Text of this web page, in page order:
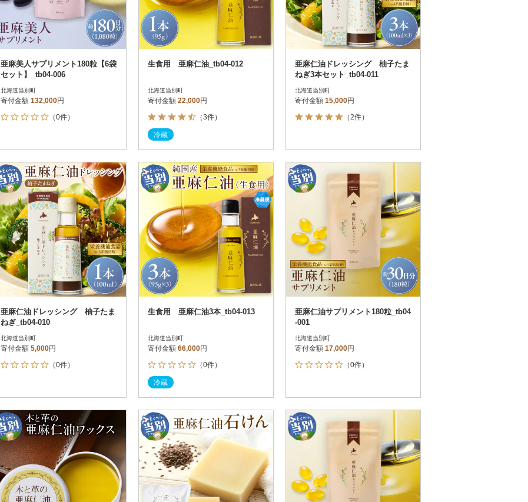
亜麻美人サプリメント180粒【6袋
セット】_tb04-006
北海道当別町
寄付金額 132,000円
（0件）
生食用 亜麻仁油_tb04-012
北海道当別町
寄付金額 22,000円
（3件）
冷蔵
亜麻仁油ドレッシング 柚子たま
ねぎ3本セット_tb04-011
北海道当別町
寄付金額 15,000円
（2件）
亜麻仁油ドレッシング 柚子たま
ねぎ_tb04-010
北海道当別町
寄付金額 5,000円
（0件）
生食用 亜麻仁油3本_tb04-013
北海道当別町
寄付金額 66,000円
（0件）
冷蔵
亜麻仁油サプリメント180粒_tb04
-001
北海道当別町
寄付金額 17,000円
（0件）